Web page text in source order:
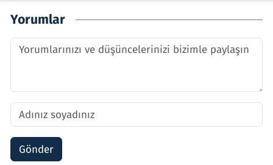
Yorumlar
Gönder